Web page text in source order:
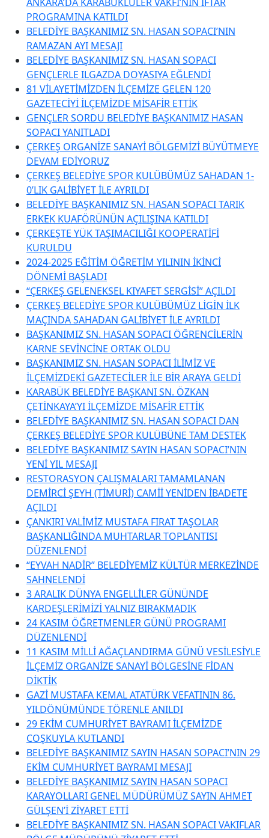
PROGRAMINA KATILDI
BELEDİYE BAŞKANIMIZ SN. HASAN SOPACI’NIN
RAMAZAN AYI MESAJI
BELEDİYE BAŞKANIMIZ SN. HASAN SOPACI
GENÇLERLE ILGAZDA DOYASIYA EĞLENDİ
81 VİLAYETİMİZDEN İLÇEMİZE GELEN 120
GAZETECİYİ İLÇEMİZDE MİSAFİR ETTİK
GENÇLER SORDU BELEDİYE BAŞKANIMIZ HASAN
SOPACI YANITLADI
ÇERKEŞ ORGANİZE SANAYİ BÖLGEMİZİ BÜYÜTMEYE
DEVAM EDİYORUZ
ÇERKEŞ BELEDİYE SPOR KULÜBÜMÜZ SAHADAN 1-
0’LIK GALİBİYET İLE AYRILDI
BELEDİYE BAŞKANIMIZ SN. HASAN SOPACI TARIK
ERKEK KUAFÖRÜNÜN AÇILIŞINA KATILDI
ÇERKEŞTE YÜK TAŞIMACILIĞI KOOPERATİFİ
KURULDU
2024-2025 EĞİTİM ÖĞRETİM YILININ İKİNCİ
DÖNEMİ BAŞLADI
“ÇERKEŞ GELENEKSEL KIYAFET SERGİSİ” AÇILDI
ÇERKEŞ BELEDİYE SPOR KULÜBÜMÜZ LİGİN İLK
MAÇINDA SAHADAN GALİBİYET İLE AYRILDI
BAŞKANIMIZ SN. HASAN SOPACI ÖĞRENCİLERİN
KARNE SEVİNCİNE ORTAK OLDU
BAŞKANIMIZ SN. HASAN SOPACI İLİMİZ VE
İLÇEMİZDEKİ GAZETECİLER İLE BİR ARAYA GELDİ
KARABÜK BELEDİYE BAŞKANI SN. ÖZKAN
ÇETİNKAYA’YI İLÇEMİZDE MİSAFİR ETTİK
BELEDİYE BAŞKANIMIZ SN. HASAN SOPACI DAN
ÇERKEŞ BELEDİYE SPOR KULÜBÜNE TAM DESTEK
BELEDİYE BAŞKANIMIZ SAYIN HASAN SOPACI’NIN
YENİ YIL MESAJI
RESTORASYON ÇALIŞMALARI TAMAMLANAN
DEMİRCİ ŞEYH (TİMURİ) CAMİİ YENİDEN İBADETE
AÇILDI
ÇANKIRI VALİMİZ MUSTAFA FIRAT TAŞOLAR
BAŞKANLIĞINDA MUHTARLAR TOPLANTISI
DÜZENLENDİ
“EYVAH NADİR” BELEDİYEMİZ KÜLTÜR MERKEZİNDE
SAHNELENDİ
3 ARALIK DÜNYA ENGELLİLER GÜNÜNDE
KARDEŞLERİMİZİ YALNIZ BIRAKMADIK
24 KASIM ÖĞRETMENLER GÜNÜ PROGRAMI
DÜZENLENDİ
11 KASIM MİLLİ AĞAÇLANDIRMA GÜNÜ VESİLESİYLE
İLÇEMİZ ORGANİZE SANAYİ BÖLGESİNE FİDAN
DİKTİK
GAZİ MUSTAFA KEMAL ATATÜRK VEFATININ 86.
YILDÖNÜMÜNDE TÖRENLE ANILDI
29 EKİM CUMHURİYET BAYRAMI İLÇEMİZDE
COŞKUYLA KUTLANDI
BELEDİYE BAŞKANIMIZ SAYIN HASAN SOPACI’NIN 29
EKİM CUMHURİYET BAYRAMI MESAJI
BELEDİYE BAŞKANIMIZ SAYIN HASAN SOPACI
KARAYOLLARI GENEL MÜDÜRÜMÜZ SAYIN AHMET
GÜLŞEN’İ ZİYARET ETTİ
BELEDİYE BAŞKANIMIZ SN. HASAN SOPACI VAKIFLAR